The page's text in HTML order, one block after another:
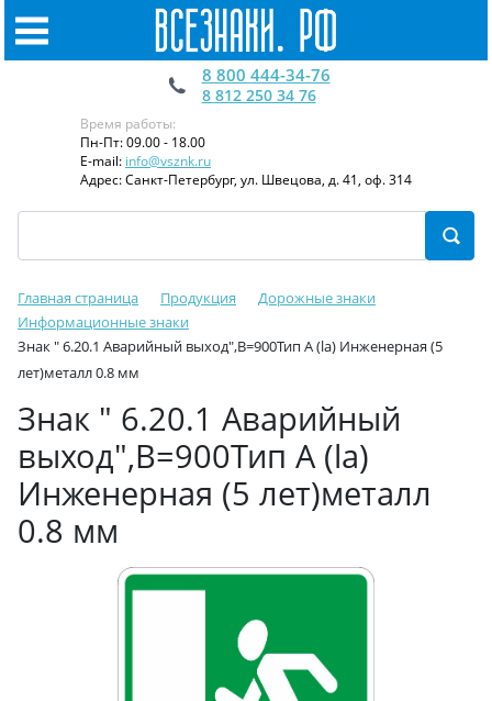
8 800 444-34-76
8 812 250 34 76
Время работы:
Пн-Пт: 09.00 - 18.00
E-mail: info@vsznk.ru
Адрес: Санкт-Петербург, ул. Швецова, д. 41, оф. 314
Главная страница Продукция
Дорожные знаки
Информационные знаки
Знак " 6.20.1 Аварийный выход",B=900Тип А (la) Инженерная (5
лет)металл 0.8 мм
Знак " 6.20.1 Аварийный
выход",B=900Тип А (la)
Инженерная (5 лет)металл
0.8 мм